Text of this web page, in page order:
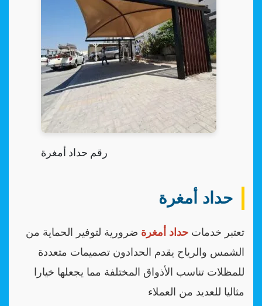
رقم حداد أمغرة
حداد أمغرة
تعتبر خدمات حداد أمغرة ضرورية لتوفير الحماية من
الشمس والرياح يقدم الحدادون تصميمات متعددة
للمظلات تناسب الأذواق المختلفة مما يجعلها خيارا
مثاليا للعديد من العملاء